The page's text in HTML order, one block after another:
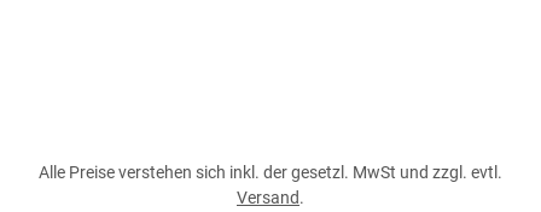
Alle Preise verstehen sich inkl. der gesetzl. MwSt und zzgl. evtl.
Versand.